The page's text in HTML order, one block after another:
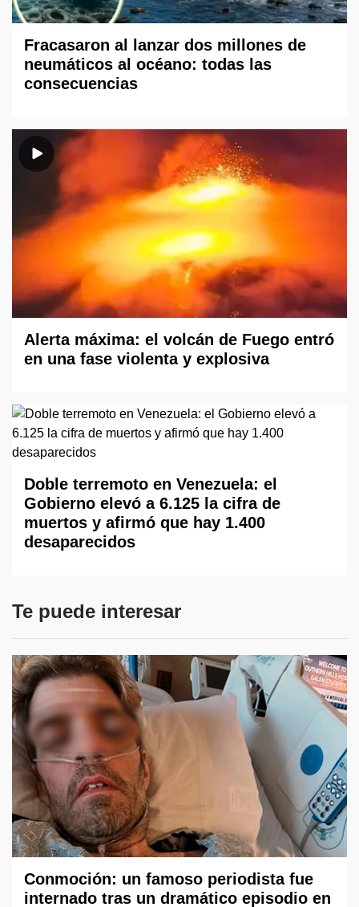
Fracasaron al lanzar dos millones de
neumáticos al océano: todas las
consecuencias
Alerta máxima: el volcán de Fuego entró
en una fase violenta y explosiva
Doble terremoto en Venezuela: el
Gobierno elevó a 6.125 la cifra de
muertos y afirmó que hay 1.400
desaparecidos
Te puede interesar
Conmoción: un famoso periodista fue
internado tras un dramático episodio en